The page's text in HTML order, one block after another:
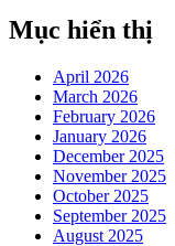
Mục hiển thị
April 2026
March 2026
February 2026
January 2026
December 2025
November 2025
October 2025
September 2025
August 2025